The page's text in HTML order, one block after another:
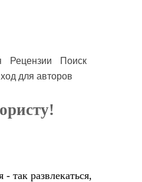
Рецензии
Поиск
для авторов
так развлекаться,